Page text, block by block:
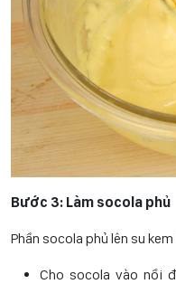
Bước 3: Làm socola phủ
Phần socola phủ lên su
Cho socola vào nồi